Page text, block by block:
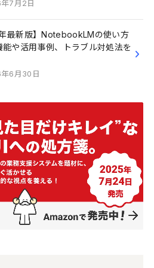
7月2日
最新版】NotebookLMの使い方
能や活用事例、トラブル対処法を
6月30日